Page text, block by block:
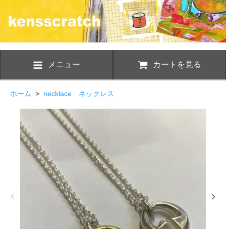
メニュー カートを見る
ホーム > necklace ネックレス